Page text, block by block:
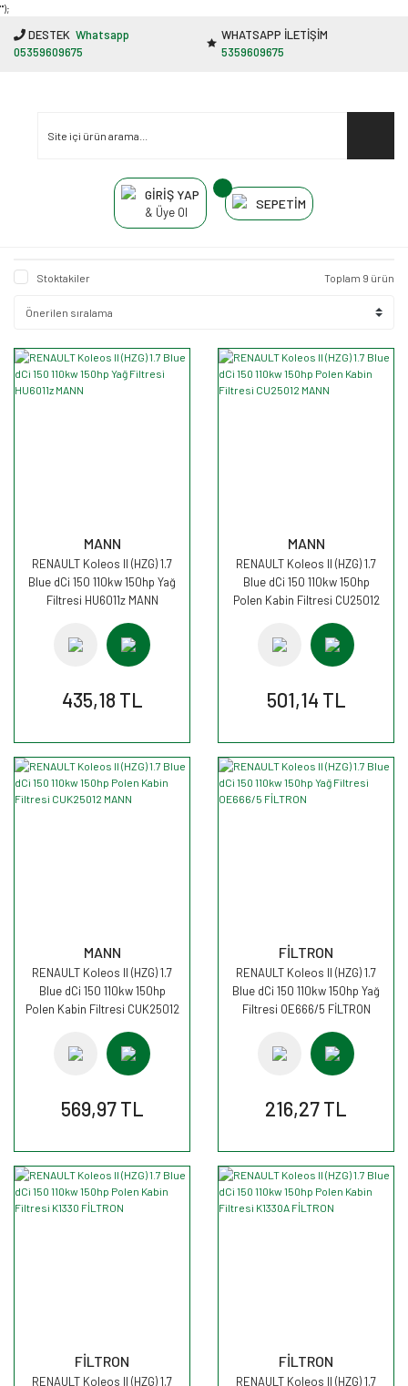
"');
DESTEK Whatsapp
05359609675
WHATSAPP İLETİŞİM
5359609675
GİRİŞ YAP
& Üye Ol
SEPETİM
Stoktakiler Toplam 9 ürün
MANN
RENAULT Koleos II (HZG) 1.7
Blue dCi 150 110kw 150hp Yağ
Filtresi HU6011z MANN
435,18 TL
MANN
RENAULT Koleos II (HZG) 1.7
Blue dCi 150 110kw 150hp
Polen Kabin Filtresi CU25012
501,14 TL
MANN
RENAULT Koleos II (HZG) 1.7
Blue dCi 150 110kw 150hp
Polen Kabin Filtresi CUK25012
569,97 TL
FİLTRON
RENAULT Koleos II (HZG) 1.7
Blue dCi 150 110kw 150hp Yağ
Filtresi OE666/5 FİLTRON
216,27 TL
FİLTRON
RENAULT Koleos II (HZG) 1.7
FİLTRON
RENAULT Koleos II (HZG) 1.7